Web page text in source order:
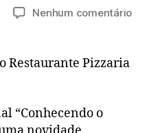
Nenhum comentárioem
Restaurante Pizzaria
“Conhecendo o